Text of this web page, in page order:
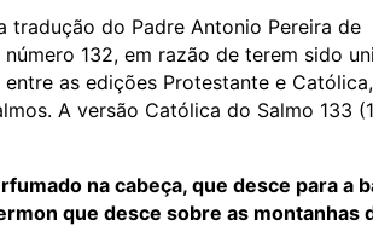
tradução do Padre Antonio Pereira de
132, em razão de terem sido
as edições Protestante e Católica,
A versão Católica do Salmo 133
na cabeça, que desce para a
que desce sobre as montanhas